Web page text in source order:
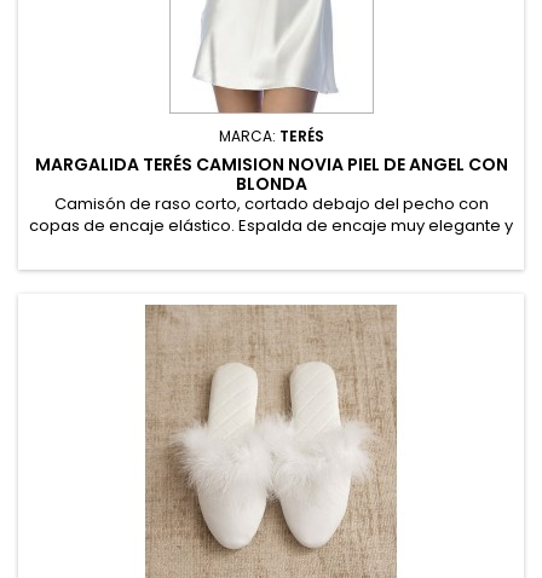
MARCA: TERÉS
MARGALIDA TERÉS CAMISION NOVIA PIEL DE ANGEL CON
BLONDA
Camisón de raso corto, cortado debajo del pecho con
copas de encaje elástico. Espalda de encaje muy elegante y